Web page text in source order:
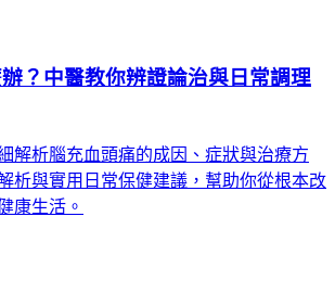
？中醫教你辨證論治與日常調理
解析腦充血頭痛的成因、症狀與治療方
析與實用日常保健建議，幫助你從根本改
康生活。